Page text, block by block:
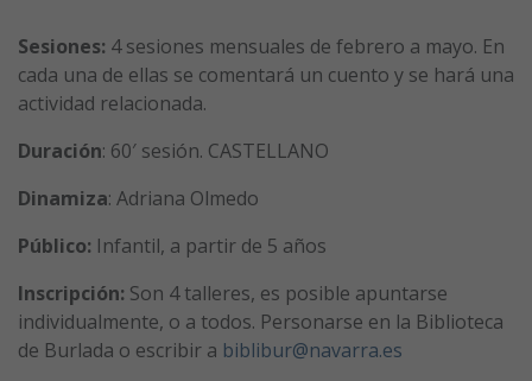
Sesiones: 4 sesiones mensuales de febrero a mayo. En
cada una de ellas se comentará un cuento y se hará una
actividad relacionada.
Duración: 60′ sesión. CASTELLANO
Dinamiza: Adriana Olmedo
Público: Infantil, a partir de 5 años
Inscripción: Son 4 talleres, es posible apuntarse
individualmente, o a todos. Personarse en la Biblioteca
de Burlada o escribir a biblibur@navarra.es